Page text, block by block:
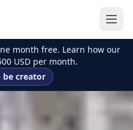
month free. Learn how our
USD per month.
be creator